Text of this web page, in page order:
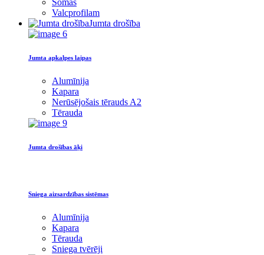
Somas
Valcprofilam
Jumta drošība
Jumta apkalpes laipas
Alumīnija
Kapara
Nerūsējošais tērauds A2
Tērauda
Jumta drošības āķi
Sniega aizsardzības sistēmas
Alumīnija
Kapara
Tērauda
Sniega tvērēji